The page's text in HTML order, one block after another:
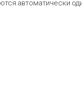
автоматически